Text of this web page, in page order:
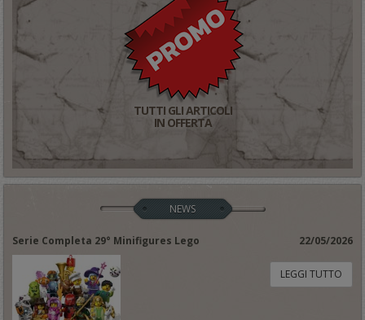
TUTTI GLI ARTICOLI
IN OFFERTA
NEWS
Serie Completa 29° Minifigures Lego 22/05/2026
LEGGI TUTTO